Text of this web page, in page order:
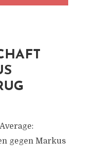
gegen Markus